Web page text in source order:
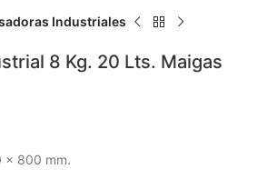
Industriales
8 Kg. 20 Lts. Maigas
x 800 mm.